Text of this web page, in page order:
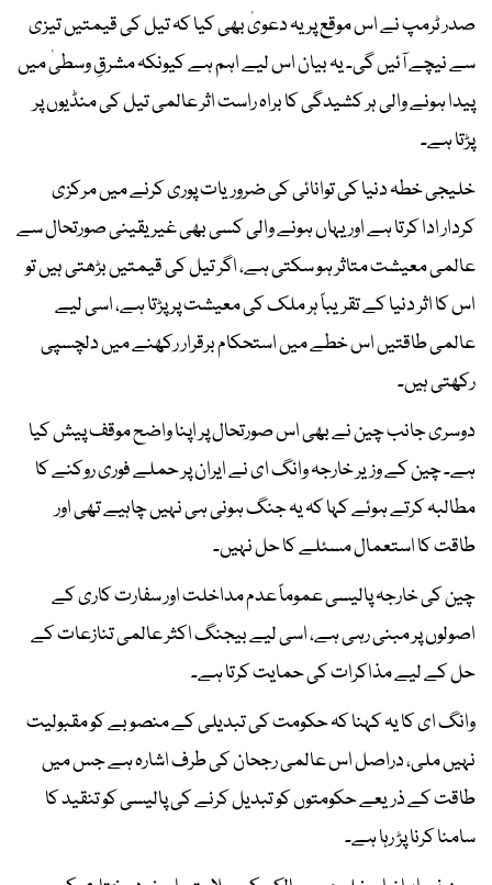
صدر ٹرمپ نے اس موقع پر یہ دعویٰ بھی کیا کہ تیل کی قیمتیں تیزی
سے نیچے آئیں گی۔ یہ بیان اس لیے اہم ہے کیونکہ مشرقِ وسطیٰ میں
پیدا ہونے والی ہر کشیدگی کا براہ راست اثر عالمی تیل کی منڈیوں پر
پڑتا ہے۔
خلیجی خطہ دنیا کی توانائی کی ضروریات پوری کرنے میں مرکزی
کردار ادا کرتا ہے اور یہاں ہونے والی کسی بھی غیر یقینی صورتحال سے
عالمی معیشت متاثر ہو سکتی ہے، اگر تیل کی قیمتیں بڑھتی ہیں تو
اس کا اثر دنیا کے تقریباً ہر ملک کی معیشت پر پڑتا ہے، اسی لیے
عالمی طاقتیں اس خطے میں استحکام برقرار رکھنے میں دلچسپی
رکھتی ہیں۔
دوسری جانب چین نے بھی اس صورتحال پر اپنا واضح موقف پیش کیا
ہے۔ چین کے وزیر خارجہ وانگ ای نے ایران پر حملے فوری روکنے کا
مطالبہ کرتے ہوئے کہا کہ یہ جنگ ہونی ہی نہیں چاہیے تھی اور
طاقت کا استعمال مسئلے کا حل نہیں۔
چین کی خارجہ پالیسی عموماً عدم مداخلت اور سفارت کاری کے
اصولوں پر مبنی رہی ہے، اسی لیے بیجنگ اکثر عالمی تنازعات کے
حل کے لیے مذاکرات کی حمایت کرتا ہے۔
وانگ ای کا یہ کہنا کہ حکومت کی تبدیلی کے منصوبے کو مقبولیت
نہیں ملی، دراصل اس عالمی رجحان کی طرف اشارہ ہے جس میں
طاقت کے ذریعے حکومتوں کو تبدیل کرنے کی پالیسی کو تنقید کا
سامنا کرنا پڑ رہا ہے۔